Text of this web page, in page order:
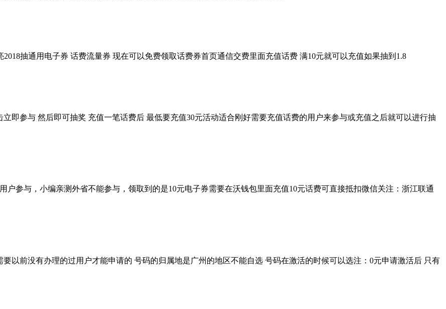
抽通用电子券 话费流量券 现在可以免费领取话费券首页通信交费里面充值话费 满10元就可以充值如果抽到1.8
即参与 然后即可抽奖 充值一笔话费后 最低要充值30元活动适合刚好需要充值话费的用户来参与或充值之后就可以进行抽
户参与，小编亲测外省不能参与，领取到的是10元电子券需要在沃钱包里面充值10元话费可直接抵扣微信关注：浙江联通
以前没有办理的过用户才能申请的 号码的归属地是广州的地区不能自选 号码在激活的时候可以选注：0元申请激活后 只有